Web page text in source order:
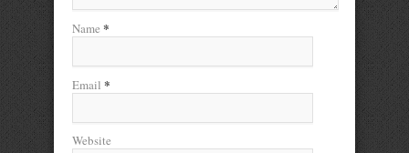
Name *
Email *
Website